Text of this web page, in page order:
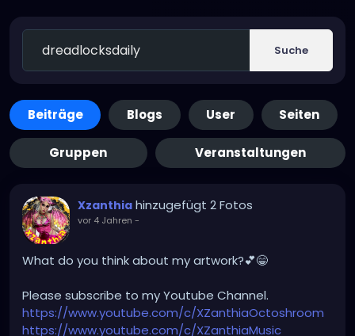
Suche
Beiträge Blogs User Seiten
Gruppen Veranstaltungen
Xzanthia hinzugefügt 2 Fotos
vor 4 Jahren -
What do you think about my artwork?💕😁
Please subscribe to my Youtube Channel.
https://www.youtube.com/c/XZanthiaOctoshroom
https://www.youtube.com/c/XZanthiaMusic